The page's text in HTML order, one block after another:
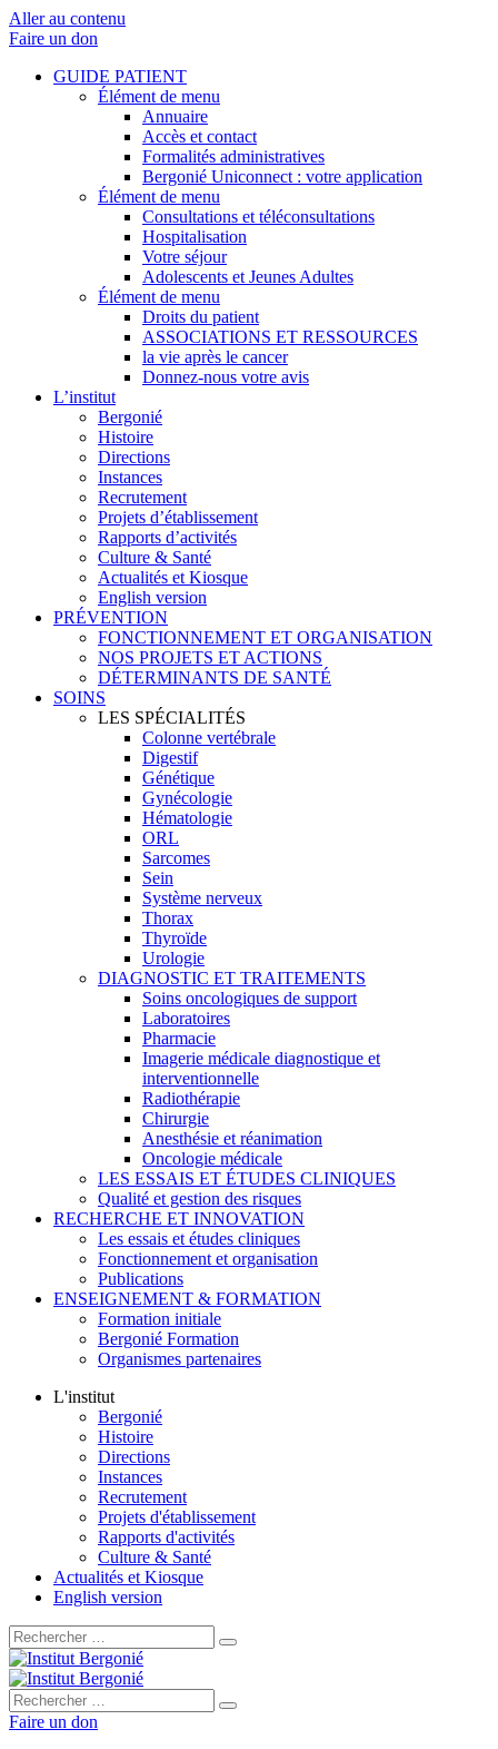
Aller au contenu
Faire un don
GUIDE PATIENT
Élément de menu
Annuaire
Accès et contact
Formalités administratives
Bergonié Uniconnect : votre application
Élément de menu
Consultations et téléconsultations
Hospitalisation
Votre séjour
Adolescents et Jeunes Adultes
Élément de menu
Droits du patient
ASSOCIATIONS ET RESSOURCES
la vie après le cancer
Donnez-nous votre avis
L’institut
Bergonié
Histoire
Directions
Instances
Recrutement
Projets d’établissement
Rapports d’activités
Culture & Santé
Actualités et Kiosque
English version
PRÉVENTION
FONCTIONNEMENT ET ORGANISATION
NOS PROJETS ET ACTIONS
DÉTERMINANTS DE SANTÉ
SOINS
LES SPÉCIALITÉS
Colonne vertébrale
Digestif
Génétique
Gynécologie
Hématologie
ORL
Sarcomes
Sein
Système nerveux
Thorax
Thyroïde
Urologie
DIAGNOSTIC ET TRAITEMENTS
Soins oncologiques de support
Laboratoires
Pharmacie
Imagerie médicale diagnostique et
interventionnelle
Radiothérapie
Chirurgie
Anesthésie et réanimation
Oncologie médicale
LES ESSAIS ET ÉTUDES CLINIQUES
Qualité et gestion des risques
RECHERCHE ET INNOVATION
Les essais et études cliniques
Fonctionnement et organisation
Publications
ENSEIGNEMENT & FORMATION
Formation initiale
Bergonié Formation
Organismes partenaires
L'institut
Bergonié
Histoire
Directions
Instances
Recrutement
Projets d'établissement
Rapports d'activités
Culture & Santé
Actualités et Kiosque
English version
Rechercher :
Rechercher :
Faire un don